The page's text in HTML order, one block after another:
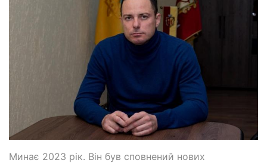
Минає 2023 рік. Він був сповнений нових